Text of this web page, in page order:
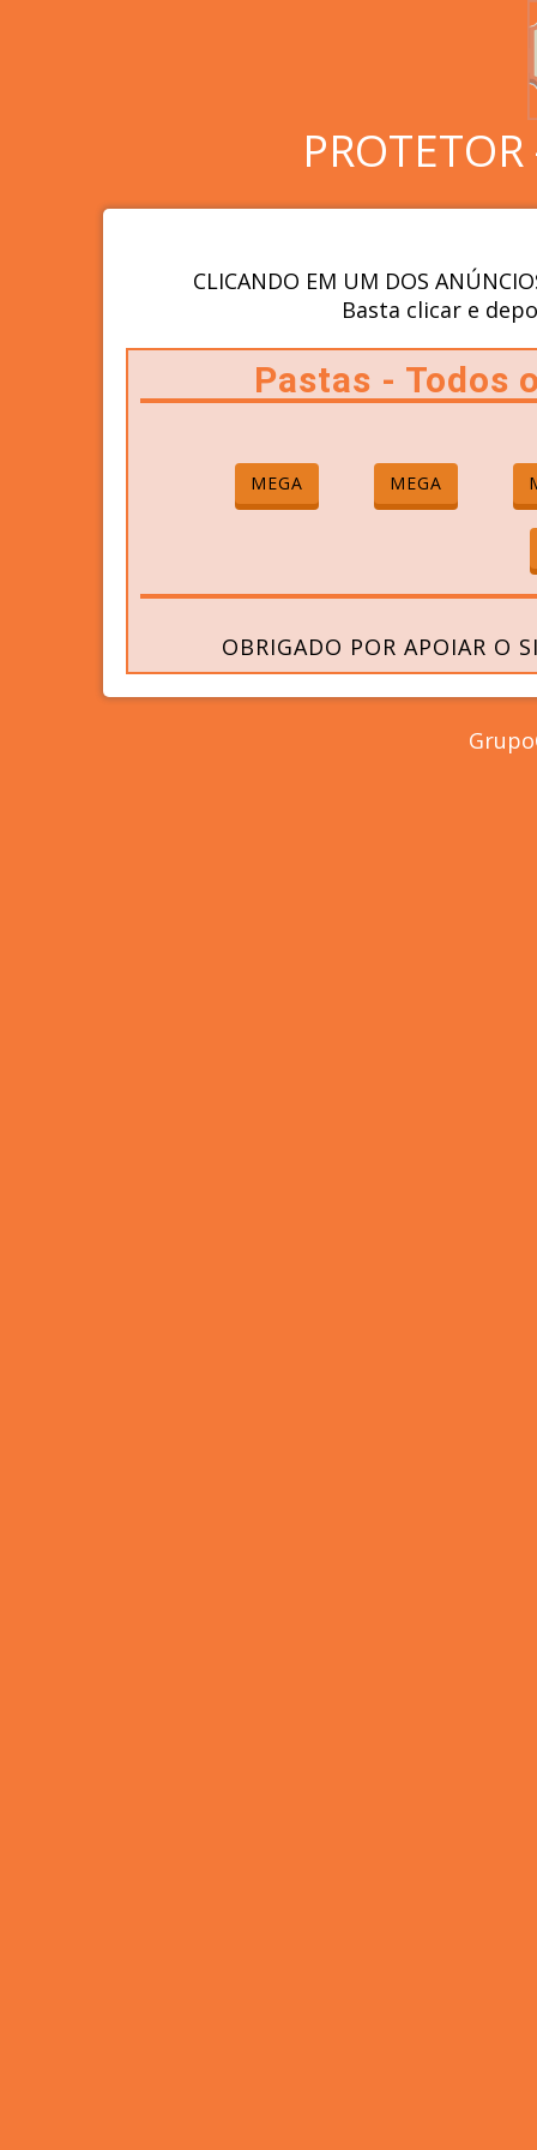
CLICANDO EM UM DOS
Basta clicar e
Pastas - Todos
MEGA MEGA
OBRIGADO POR APOIAR O